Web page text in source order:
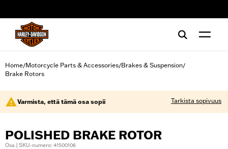
Home/Motorcycle Parts & Accessories/Brakes & Suspension/
Brake Rotors
Varmista, että tämä osa sopii Tarkista sopivuus
POLISHED BRAKE ROTOR
Osa | SKU-numero: 41500106